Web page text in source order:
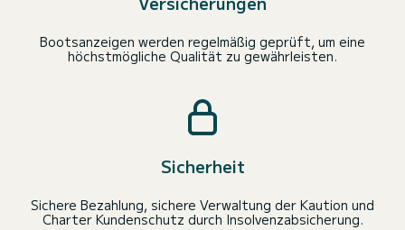
Bootsanzeigen werden regelmäßig geprüft, um eine
höchstmögliche Qualität zu gewährleisten.
Sicherheit
Sichere Bezahlung, sichere Verwaltung der Kaution und
Charter Kundenschutz durch Insolvenzabsicherung.